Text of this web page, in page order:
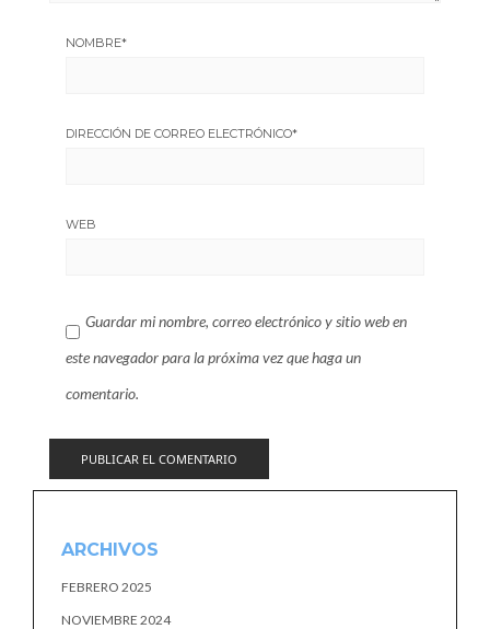
NOMBRE*
DIRECCIÓN DE CORREO ELECTRÓNICO*
WEB
Guardar mi nombre, correo electrónico y sitio web en
este navegador para la próxima vez que haga un
comentario.
ARCHIVOS
FEBRERO 2025
NOVIEMBRE 2024